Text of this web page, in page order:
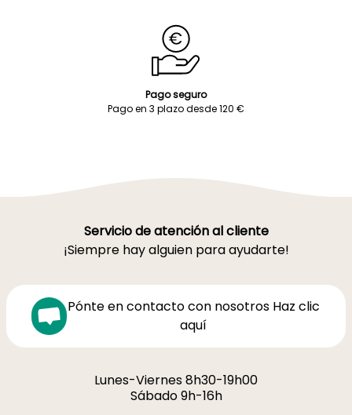
Pago seguro
Pago en 3 plazo desde 120 €
Servicio de atención al cliente
¡Siempre hay alguien para ayudarte!
Pónte en contacto con nosotros Haz clic
aquí
Lunes-Viernes 8h30-19h00
Sábado 9h-16h